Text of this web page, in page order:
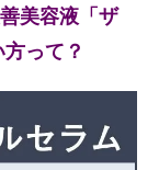
美容液「ザ
って？